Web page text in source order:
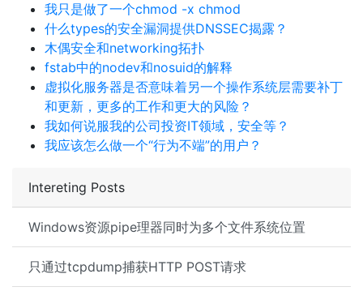
Intereting Posts
Windows资源pipe理器同时为多个文件系统位置
只通过tcpdump捕获HTTP POST请求
我只是做了一个chmod -x chmod
什么types的安全漏洞提供DNSSEC揭露？
木偶安全和networking拓扑
fstab中的nodev和nosuid的解释
虚拟化服务器是否意味着另一个操作系统层需要补丁
和更新，更多的工作和更大的风险？
我如何说服我的公司投资IT领域，安全等？
我应该怎么做一个“行为不端”的用户？